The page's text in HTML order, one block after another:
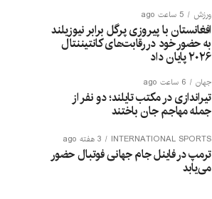
ورزش 5 ساعت ago
افغانستان با پیروزی پرگل برابر نیوزیلند
به حضور خود در رقابت‌های کانتیننتال
۲۰۲۶ پایان داد
جهان 6 ساعت ago
تیراندازی در مکتب تایلند؛ دو نفر از
جمله مهاجم جان باختند
INTERNATIONAL SPORTS 3 هفته ago
ترمپ در فاینل جام جهانی فوتبال حضور
می‌یابد